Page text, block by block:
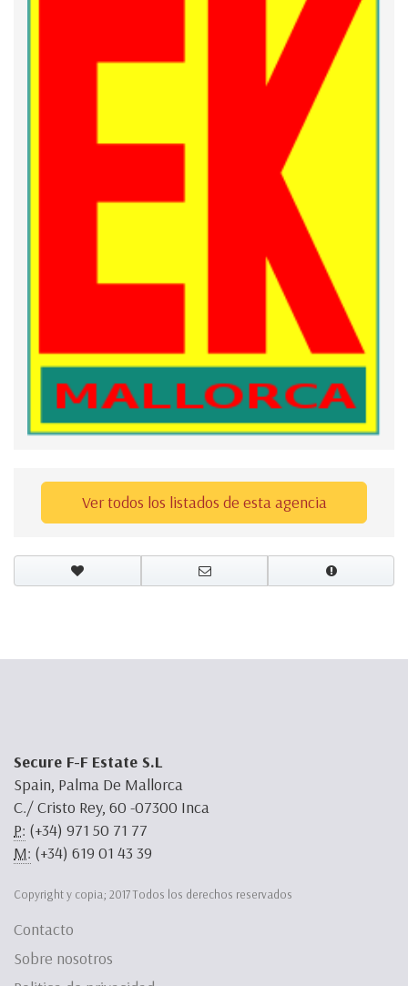
Ver todos los listados de esta agencia
Secure F-F Estate S.L
Spain, Palma De Mallorca
C./ Cristo Rey, 60 -07300 Inca
P: (+34) 971 50 71 77
M: (+34) 619 01 43 39
Copyright y copia; 2017 Todos los derechos reservados
Contacto
Sobre nosotros